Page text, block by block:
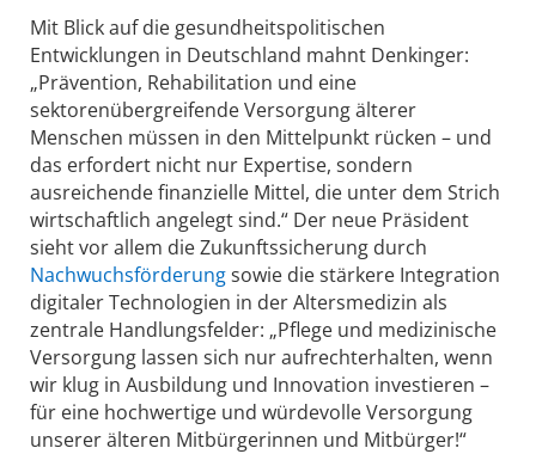
Mit Blick auf die gesundheitspolitischen
Entwicklungen in Deutschland mahnt Denkinger:
„Prävention, Rehabilitation und eine
sektorenübergreifende Versorgung älterer
Menschen müssen in den Mittelpunkt rücken – und
das erfordert nicht nur Expertise, sondern
ausreichende finanzielle Mittel, die unter dem Strich
wirtschaftlich angelegt sind.“ Der neue Präsident
sieht vor allem die Zukunftssicherung durch
Nachwuchsförderungsowie die stärkere Integration
digitaler Technologien in der Altersmedizin als
zentrale Handlungsfelder: „Pflege und medizinische
Versorgung lassen sich nur aufrechterhalten, wenn
wir klug in Ausbildung und Innovation investieren –
für eine hochwertige und würdevolle Versorgung
unserer älteren Mitbürgerinnen und Mitbürger!“